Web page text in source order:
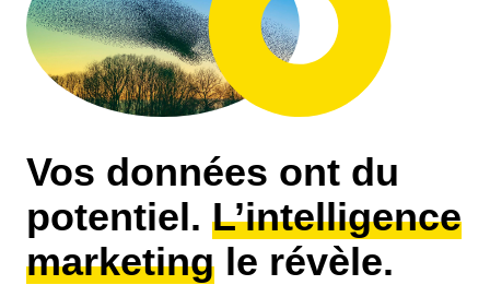
Vos données ont du
potentiel. L’intelligence
marketing le révèle.